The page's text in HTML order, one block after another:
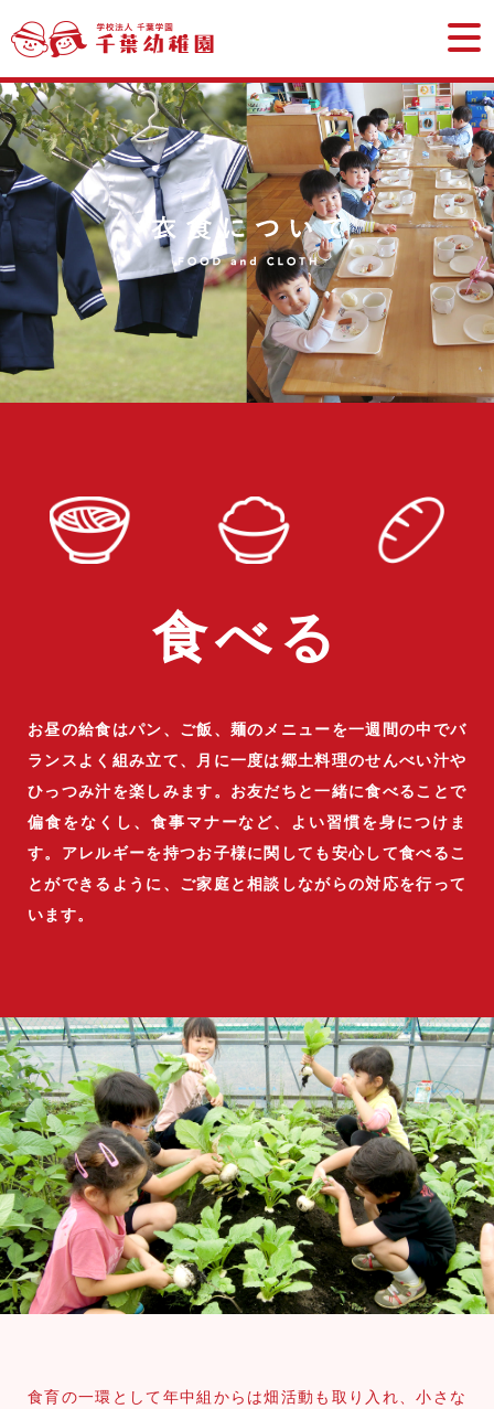
給食につ
食べる
お昼の給食はパン、ご飯、麺のメニューを一週間の中でバ
ランスよく組み立て、月に一度は郷土料理のせんべい汁や
ひっつみ汁を楽しみます。お友だちと一緒に食べることで
偏食をなくし、食事マナーなど、よい習慣を身につけま
す。アレルギーを持つお子様に関しても安心して食べるこ
とができるように、ご家庭と相談しながらの対応を行って
います。
食育の一環として年中組からは畑活動も取り入れ、小さな